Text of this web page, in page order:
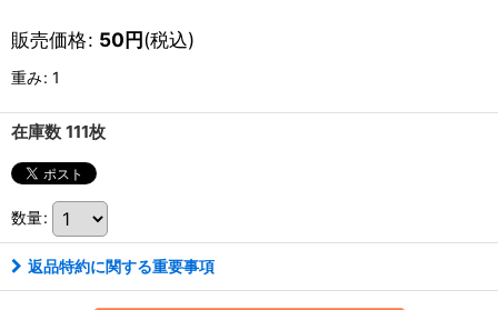
販売価格: 50円(税込)
重み: 1
在庫数 111枚
数量:
返品特約に関する重要事項